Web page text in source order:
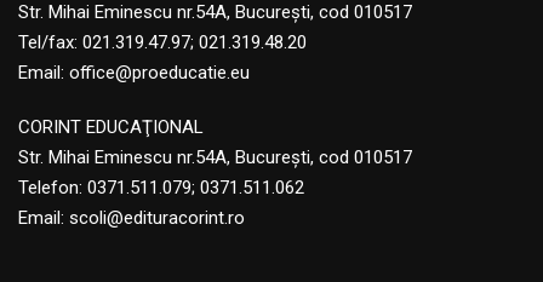
Str. Mihai Eminescu nr.54A, București, cod 010517
Tel/fax: 021.319.47.97; 021.319.48.20
Email: office@proeducatie.eu
CORINT EDUCAŢIONAL
Str. Mihai Eminescu nr.54A, Bucureşti, cod 010517
Telefon: 0371.511.079; 0371.511.062
Email: scoli@edituracorint.ro